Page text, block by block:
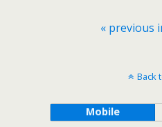
« previous
Back
Mobile